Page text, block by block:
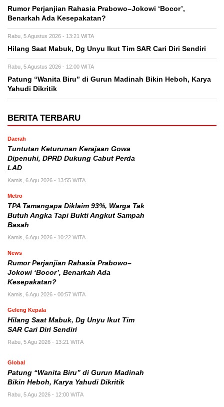
Rumor Perjanjian Rahasia Prabowo–Jokowi ‘Bocor’,
Benarkah Ada Kesepakatan?
Rabu, 5 Agustus 2026 - 13:21 WITA
Hilang Saat Mabuk, Dg Unyu Ikut Tim SAR Cari Diri Sendiri
Rabu, 5 Agustus 2026 - 12:00 WITA
Patung “Wanita Biru” di Gurun Madinah Bikin Heboh, Karya
Yahudi Dikritik
BERITA TERBARU
Daerah
Tuntutan Keturunan Kerajaan Gowa
Dipenuhi, DPRD Dukung Cabut Perda
LAD
Kamis, 6 Agu 2026 - 13:55 WITA
Metro
TPA Tamangapa Diklaim 93%, Warga Tak
Butuh Angka Tapi Bukti Angkut Sampah
Basah
Kamis, 6 Agu 2026 - 10:22 WITA
News
Rumor Perjanjian Rahasia Prabowo–
Jokowi ‘Bocor’, Benarkah Ada
Kesepakatan?
Kamis, 6 Agu 2026 - 00:57 WITA
Geleng Kepala
Hilang Saat Mabuk, Dg Unyu Ikut Tim
SAR Cari Diri Sendiri
Rabu, 5 Agu 2026 - 13:21 WITA
Global
Patung “Wanita Biru” di Gurun Madinah
Bikin Heboh, Karya Yahudi Dikritik
Rabu, 5 Agu 2026 - 12:00 WITA